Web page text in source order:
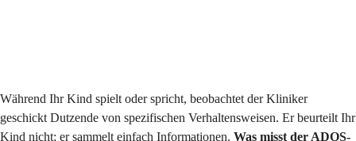
Während Ihr Kind spielt oder spricht, beobachtet der Kliniker
geschickt Dutzende von spezifischen Verhaltensweisen. Er beurteilt Ihr
Kind nicht; er sammelt einfach Informationen. Was misst der ADOS-